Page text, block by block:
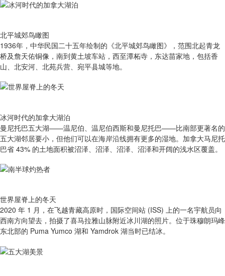
北平城郊鸟瞰图
1936年，中华民国二十五年绘制的《北平城郊鸟瞰图》，范围北起青龙
桥及詹天佑铜像，南到黄土坡车站，西至潭柘寺，东达苗家地，包括香
山、北安河、北苑兵营、宛平县城等地。
冰河时代的加拿大湖泊
曼尼托巴五大湖——温尼伯、温尼伯西斯和曼尼托巴——比南部更著名的
五大湖邻居要小，但他们可以在海岸沿线拥有更多的湿地。加拿大马尼托
巴省 43% 的土地面积被沼泽、沼泽、沼泽、沼泽和开阔的浅水区覆盖。
世界屋脊上的冬天
2020 年 1 月，在飞越青藏高原时，国际空间站 (ISS) 上的一名宇航员向
西南方向望去，拍摄了喜马拉雅山脉附近冰川湖的照片。位于珠穆朗玛峰
东北部的 Puma Yumco 湖和 Yamdrok 湖当时已结冰。